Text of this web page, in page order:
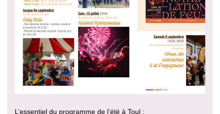
L’essentiel du programme de l’été à Toul :